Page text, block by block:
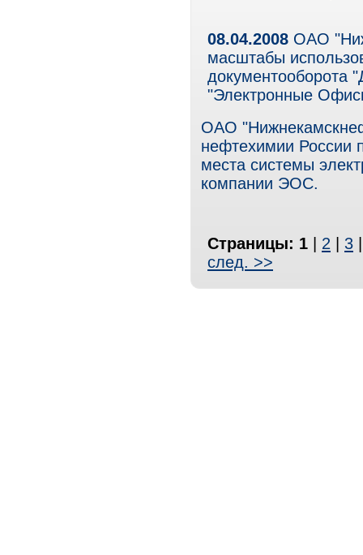
08.04.2008 ОАО
масштабы
документооборота
"Электронные
ОАО
нефтехимии России
места системы
компании ЭОС.
Страницы: 1 2 3
след. >>